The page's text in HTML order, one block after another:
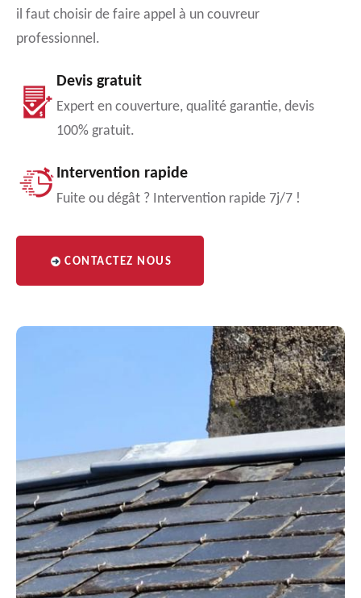
il faut choisir de faire appel à un couvreur
professionnel.
Devis gratuit
Expert en couverture, qualité garantie, devis
100% gratuit.
Intervention rapide
Fuite ou dégât ? Intervention rapide 7j/7 !
CONTACTEZ NOUS